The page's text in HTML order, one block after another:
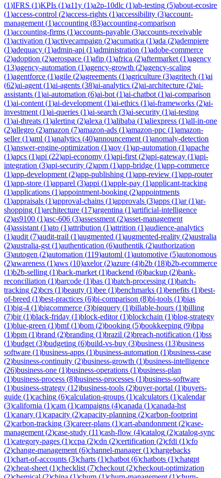
(1)IFRS (1)KPIs (1)a11y (1)a2p-10dlc (1)ab-testing (5)about-ecosire
(1)access-control (2)access-rights (1)accessibility (3)account-
management (1)accounting (83)accounting-comparison
(1)accounting-firms (1)accounts-payable (3)accounts-receivable
(1)activation (1)activecampaign (2)acumatica (1)ada (2)adempiere
(1)adequacy (1)admin-api (1)administration (1)adobe-commerce
(2)adoption (2)aerospace (1)afip (1)africa (2)aftermarket (1)agency
(13)agency-automation (1)agency-growth (2)agency-scaling
(1)agentforce (1)agile (2)agreements (1)agriculture (3)agritech (1)ai
(62)ai-agent (1)ai-agents (38)ai-analytics (2)ai-architecture (2)ai-
assistants (1)ai-automation (6)ai-bot (1)ai-chatbot (1)ai-comparison
(1)ai-content (1)ai-development (1)ai-ethics (1)ai-frameworks (2)ai-
investment (1)ai-queries (1)ai-search (3)ai-security (1)ai-testing
(1)ai-threats (1)alerting (2)alexa (1)alibaba (1)aliexpress (1)all-in-one
(2)allegro (2)amazon (7)amazon-ads (1)amazon-ppc (1)amazon-
seller(1)aml (1)analytics (40)announcement (1)anomaly-detection
(1)answer-engine-optimization (1)aov (1)ap-automation (1)apache
(1)apcs (1)api (22)api-economy (1)api-first (2)api-gateway (1)api-
integration (3)api-security (2)apm (1)app-bridge (1)app-commerce
(1)app-development (2)app-publishing (1)app-review (1)app-router
(1)app-store (1)apparel (3)appi (1)apple-pay (1)applicant-tracking
(1)applications (1)appointment-booking (2)appointments
(1)appraisals (1)approval-chains (1)approvals (3)apps (1)ar(1)ar-
shopping (1)architecture (17)argentina (1)artificial-intelligence
(2)as9100 (1)asc-606 (3)assessment (2)asset-management
(4)assistant (1)ato (1)attribution (1)attrition (1)audience-analytics
(1)audit (7)audit-trail (1)augmented (1)augmented-reality (2)australia
(2)australia-gst (1)authentication (6)authentik (2)authorization
(3)autogen (2)automation (119)automl (1)automotive (5)autonomous
(2)awareness (1)aws (10)axelor(2)azure (4)b2b (18)b2b-ecommerce
(1)b2b-selling (1)back-market (1)backend (6)backup (2)bank-
reconciliation (1)barcode (1)bas (1)batch-processing (1)batch-
tracking (2)bcrs (1)beauty (1)bee (1)benchmarks (1)benefits (1)best-
of-breed (1)best-practices (6)bi-comparison (8)bi-tools (1)bias
(1)big-4 (1)bigcommerce (3)bigquery (1)billable-hours (1)billing
(7)bir(1)black-friday (1)block-editor(1)blockchain (1)blog-strategy
(1)blue-green (1)bmf(1)bom (2)booking (5)bookkeeping (9)bpa
(1)bpm (1)brand (2)branding (1)brazil (2)breach-notification (1)bss
(1)budget (3)budgeting (6)build-vs-buy (3)business (13)business
software (1)business-apps (1)business-automation (1)business-case
(2)business-continuity (2)business-growth (1)business-intelligence
(26)business-one (1)business-operations (1)business-plan
(1)business-process (8)business-processes (1)business-software
(1)business-strategy (12)business-tools (2)buyer-portal (1)buyers-
guide (1)caching (6)calculation-groups (1)calculators (1)calendar
(3)california (1)cam (1)campaigns (4)canada (1)canada-hst
(1)canary (1)capacity (2)capacity-planning (2)carbon-footprint
(2)carbon-tracking (3)career-plans (1)cart-abandonment (2)case-
management (2)case-study (11)cash-flow (4)catalog (2)catalog-sync
(1)category-pages (1)ccpa (2)cdn (2)certification (2)cfdi (1)cfo
(2)change-management (6)channel-manager(1)chargebacks
(1)chart-of-accounts (3)charts (1)chatbot (6)chatbots (1)chatgpt
(2)cheat-sheet (1)checklist (7)checkout (2)checkout-optimization